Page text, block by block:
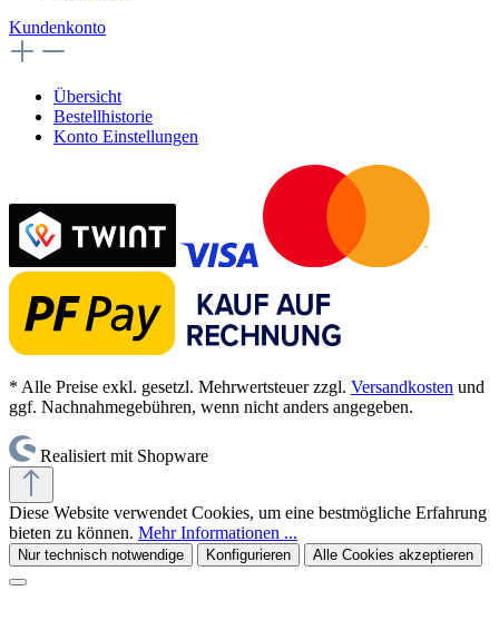
Kundenkonto
Übersicht
Bestellhistorie
Konto Einstellungen
* Alle Preise exkl. gesetzl. Mehrwertsteuer zzgl. Versandkosten und
ggf. Nachnahmegebühren, wenn nicht anders angegeben.
Realisiert mit Shopware
Diese Website verwendet Cookies, um eine bestmögliche Erfahrung
bieten zu können. Mehr Informationen ...
Nur technisch notwendige Konfigurieren Alle Cookies akzeptieren